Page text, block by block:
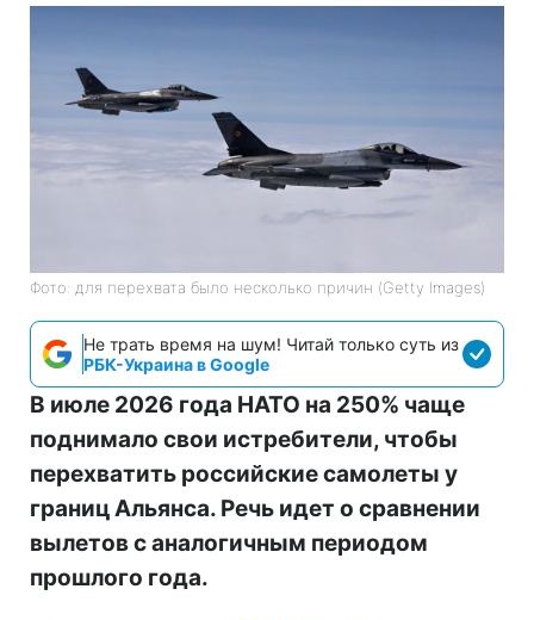
Фото: для перехвата было несколько причин (Getty Images)
Не трать время на шум! Читай только суть из
РБК-Украина в Google
В июле 2026 года НАТО на 250% чаще
поднимало свои истребители, чтобы
перехватить российские самолеты у
границ Альянса. Речь идет о сравнении
вылетов с аналогичным периодом
прошлого года.